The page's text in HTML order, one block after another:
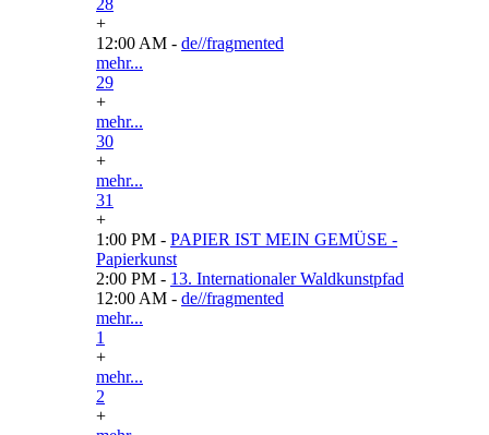
+
12:00 AM - de//fragmented
mehr...
29
+
mehr...
30
+
mehr...
31
+
1:00 PM - PAPIER IST MEIN GEMÜSE -
Papierkunst
2:00 PM - 13. Internationaler Waldkunstpfad
12:00 AM - de//fragmented
mehr...
1
+
mehr...
2
+